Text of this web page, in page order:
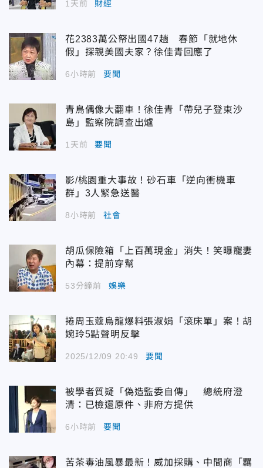
1天前 財經
花2383萬公帑出國47趟 春節「就地休
假」探親美國夫家？徐佳青回應了
6小時前 要聞
青鳥偶像大翻車！徐佳青「帶兒子登東沙
島」監察院調查出爐
1天前 要聞
影/桃園重大事故！砂石車「逆向衝機車
群」3人緊急送醫
8小時前 社會
胡瓜保險箱「上百萬現金」消失！笑曝寵妻
內幕：提前穿幫
53分鐘前 娛樂
捲周玉蔻烏龍爆料張淑娟「滾床單」案！胡
婉玲5點聲明反擊
2025/12/09 20:49 要聞
被學者質疑「偽造監委自傳」 總統府澄
清：已檢還原件、非府方提供
6小時前 要聞
苦茶毒油風暴最新！威加採購、中間商「羈